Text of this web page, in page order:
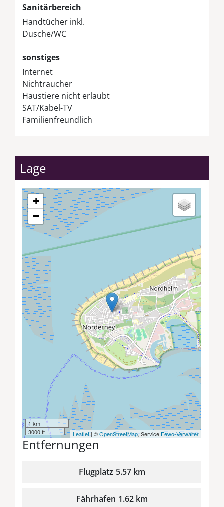
Sanitärbereich
Handtücher inkl.
Dusche/WC
sonstiges
Internet
Nichtraucher
Haustiere nicht erlaubt
SAT/Kabel-TV
Familienfreundlich
Lage
+
−
1 km
3000 ft
Leaflet| ©OpenStreetMap, ServiceFewo-Verwalter
Entfernungen
Flugplatz 5.57 km
Fährhafen 1.62 km